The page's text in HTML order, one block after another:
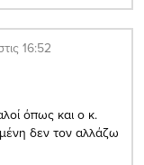
16:52
όπως και ο κ.
δεν τον αλλάζω